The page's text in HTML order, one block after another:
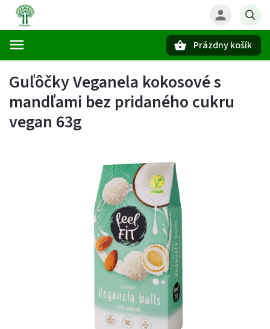
Prázdny košík
Guľôčky Veganela kokosové s
mandľami bez pridaného cukru
vegan 63g